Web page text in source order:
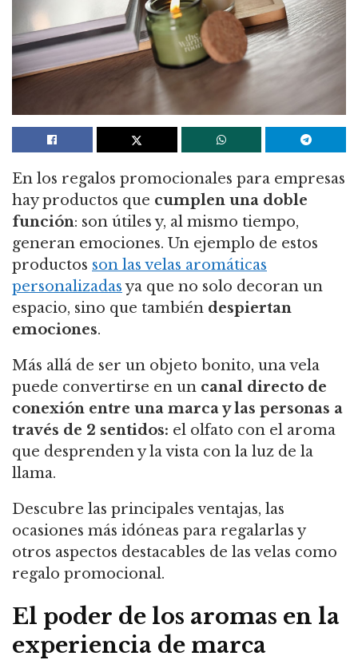
En los regalos promocionales para empresas
hay productos que cumplen una doble
función: son útiles y, al mismo tiempo,
generan emociones. Un ejemplo de estos
productos son las velas aromáticas
personalizadasya que no solo decoran un
espacio, sino que también despiertan
emociones.
Más allá de ser un objeto bonito, una vela
puede convertirse en un canal directo de
conexión entre una marca y las personas a
través de 2 sentidos: el olfato con el aroma
que desprenden y la vista con la luz de la
llama.
Descubre las principales ventajas, las
ocasiones más idóneas para regalarlas y
otros aspectos destacables de las velas como
regalo promocional.
El poder de los aromas en la
experiencia de marca